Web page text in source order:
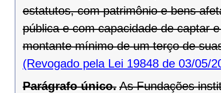
estatutos, com patrimônio e bens
pública e com capacidade de captar
montante mínimo de um terço de
(Revogado pela Lei 19848 de 03/05/
Parágrafo único. As Fundações